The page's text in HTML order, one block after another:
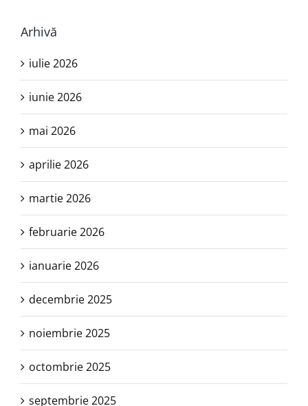
Arhivă
iulie 2026
iunie 2026
mai 2026
aprilie 2026
martie 2026
februarie 2026
ianuarie 2026
decembrie 2025
noiembrie 2025
octombrie 2025
septembrie 2025